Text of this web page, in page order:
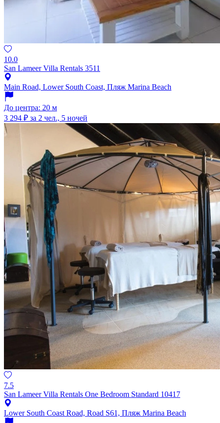
10.0
San Lameer Villa Rentals 3511
Main Road, Lower South Coast, Пляж Marina Beach
До центра: 20 м
3 294 ₽ за 2 чел., 5 ночей
7.5
San Lameer Villa Rentals One Bedroom Standard 10417
Lower South Coast Road, Road S61, Пляж Marina Beach